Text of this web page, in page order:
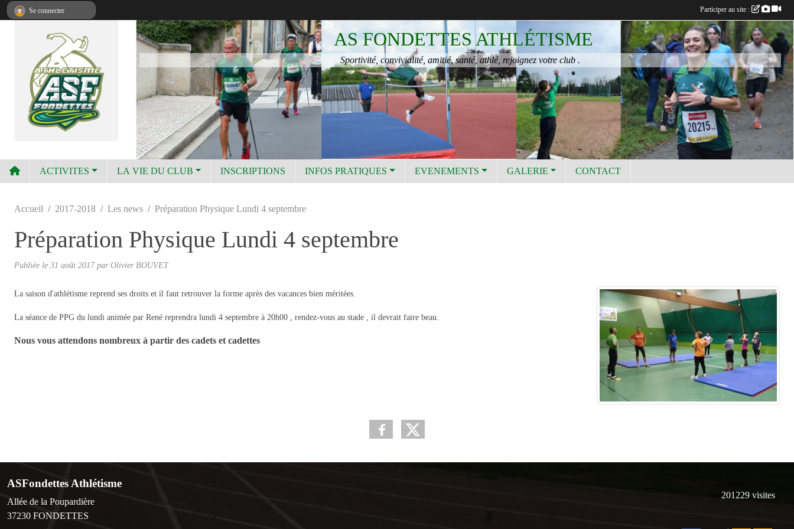
AS FONDETTES ATHLÉTISME
Sportivité, convivialité, amitié, santé, athlé, rejoignez votre club .
ACTIVITES LA VIE DU CLUB INSCRIPTIONS INFOS PRATIQUES EVENEMENTS GALERIE CONTACT
Accueil 2017-2018 Les news Préparation Physique Lundi 4 septembre
Préparation Physique Lundi 4 septembre
Publiée le 31 août 2017par Olivier BOUVET
La saison d'athlétisme reprend ses droits et il faut retrouver la forme après des vacances bien méritées.
La séance de PPG du lundi animée par René reprendra lundi 4 septembre à 20h00 , rendez-vous au stade , il devrait faire beau.
Nous vous attendons nombreux à partir des cadets et cadettes
ASFondettes Athlétisme
Allée de la Poupardière
37230 FONDETTES
201229 visites
Se connecter Participer au site :
Panneau de gestion des cookies